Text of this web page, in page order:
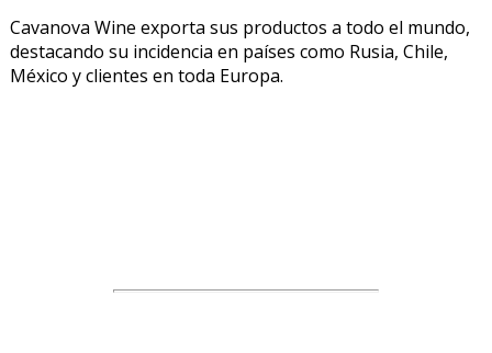
Cavanova Wine exporta sus productos a todo el mundo,
destacando su incidencia en países como Rusia, Chile,
México y clientes en toda Europa.